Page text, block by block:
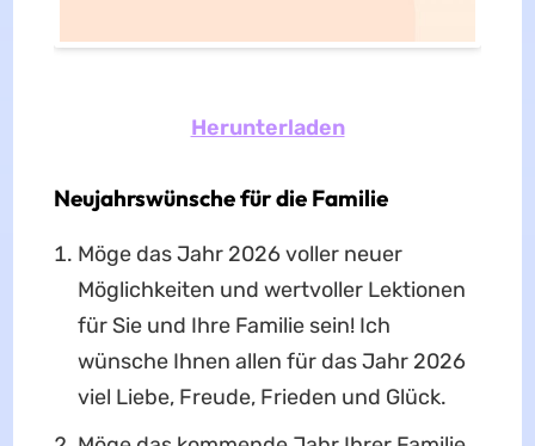
Herunterladen
Neujahrswünsche für die Familie
Möge das Jahr 2026 voller neuer
Möglichkeiten und wertvoller Lektionen
für Sie und Ihre Familie sein! Ich
wünsche Ihnen allen für das Jahr 2026
viel Liebe, Freude, Frieden und Glück.